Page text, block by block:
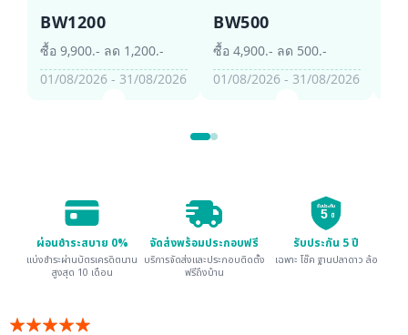
BW1200
ซื้อ 9,900.- ลด 1,200.-
01/08/2026 - 31/08/2026
BW500
ซื้อ 4,900.- ลด 500.-
01/08/2026 - 31/08/2026
ผ่อนชำระสบาย 0%
แบ่งชำระผ่านบัตรเครดิตนาน
สูงสุด 10 เดือน
จัดส่งพร้อมประกอบฟรี
บริการจัดส่งและประกอบติดตั้ง
ฟรีถึงบ้าน
รับประกัน
5 ปี
รับประกัน 5 ปี
เฉพาะ โช๊ค ฐานปลาดาว ล้อ
อันดับ: